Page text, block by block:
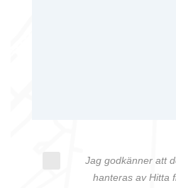
Jag godkänner att
hanteras av Hitta